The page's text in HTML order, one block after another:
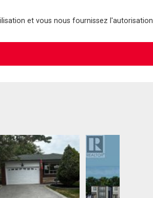
et vous nous fournissez l'autorisation